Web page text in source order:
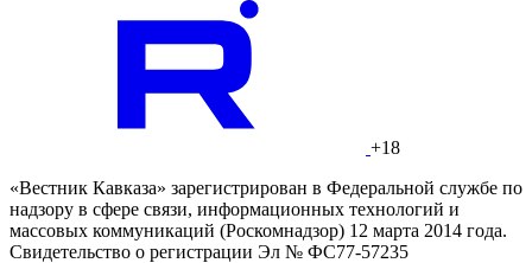
+18
«Вестник Кавказа» зарегистрирован в Федеральной службе по
надзору в сфере связи, информационных технологий и
массовых коммуникаций (Роскомнадзор) 12 марта 2014 года.
Свидетельство о регистрации Эл № ФС77-57235